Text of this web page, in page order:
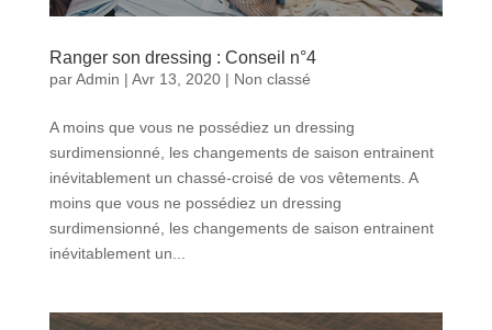
Ranger son dressing : Conseil n°4
parAdmin | Avr 13, 2020| Non classé
A moins que vous ne possédiez un dressing
surdimensionné, les changements de saison entrainent
inévitablement un chassé-croisé de vos vêtements. A
moins que vous ne possédiez un dressing
surdimensionné, les changements de saison entrainent
inévitablement un...